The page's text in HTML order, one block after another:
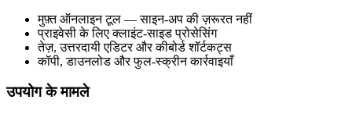
मुफ़्त ऑनलाइन टूल — साइन‑अप की ज़रूरत नहीं
प्राइवेसी के लिए क्लाइंट‑साइड प्रोसेसिंग
तेज़, उत्तरदायी एडिटर और कीबोर्ड शॉर्टकट्स
कॉपी, डाउनलोड और फुल‑स्क्रीन कार्रवाइयाँ
उपयोग के मामले